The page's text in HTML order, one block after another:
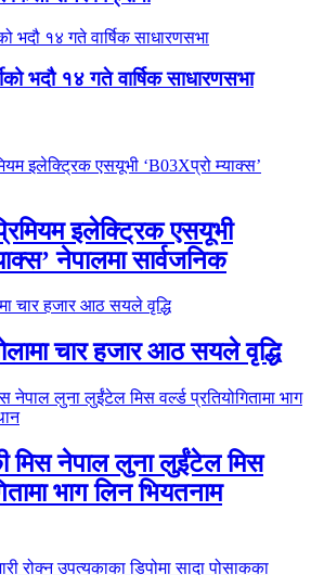
भदौ १४ गते वार्षिक साधारणसभा
इलेक्ट्रिक एसयूभी
नेपालमा सार्वजनिक
चार हजार आठ सयले वृद्धि
नेपाल लुना लुईंटेल मिस
भाग लिन भियतनाम